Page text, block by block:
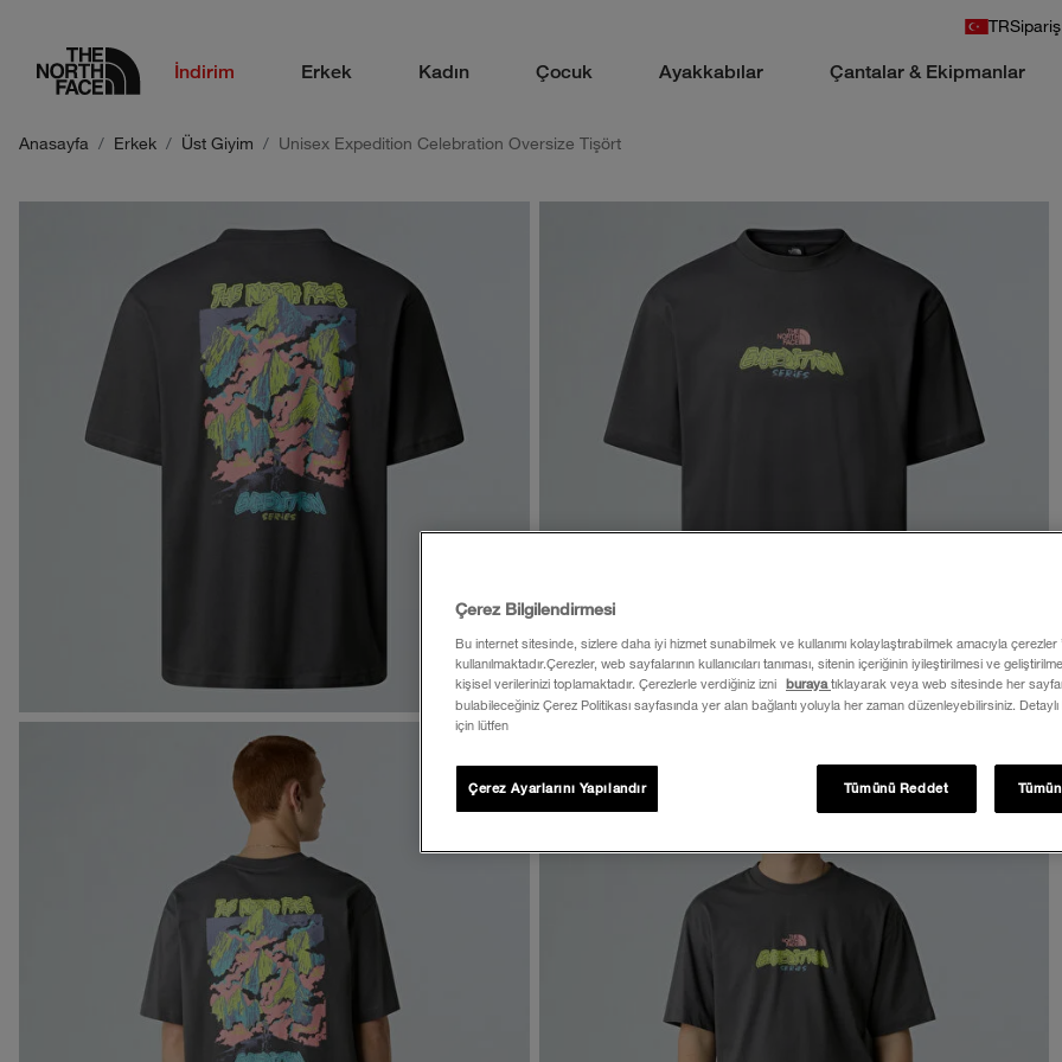
TR
logoİndirim Erkek Kadın Çocuk Ayakkabılar Çantalar & Ekipmanlar
Anasayfa Erkek Üst Giyim Unisex Expedition Celebration Oversize Tişört
Çerez Bilgilendirmesi
Bu internet sitesinde, sizlere daha iyi hizmet sunabilmek ve kullanımı kolaylaştırabilmek amacıyla çerezler
kullanılmaktadır.Çerezler, web sayfalarının kullanıcıları tanıması, sitenin içeriğinin iyileştirilmesi ve
kişisel verilerinizi toplamaktadır. Çerezlerle verdiğiniz izni
burayatıklayarak veya web sitesinde her
bulabileceğiniz Çerez Politikası sayfasında yer alan bağlantı yoluyla her zaman düzenleyebilirsiniz.
için lütfen
Tümünü Reddet
Çerez Ayarlarını Yapılandır